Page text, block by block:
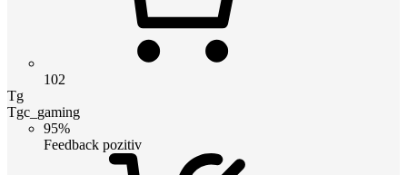
102
Tg
Tgc_gaming
95%
Feedback pozitiv